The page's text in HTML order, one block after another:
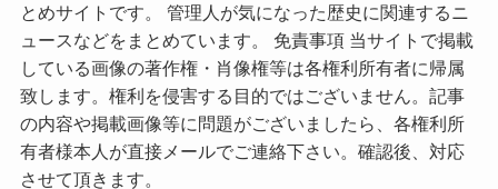
とめサイトです。 管理人が気になった歴史に関連するニ
ュースなどをまとめています。 免責事項 当サイトで掲載
している画像の著作権・肖像権等は各権利所有者に帰属
致します。権利を侵害する目的ではございません。記事
の内容や掲載画像等に問題がございましたら、各権利所
有者様本人が直接メールでご連絡下さい。確認後、対応
させて頂きます。